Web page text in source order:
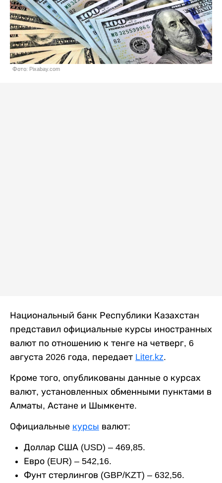
Фото: Pixabay.com
Национальный банк Республики Казахстан
представил официальные курсы иностранных
валют по отношению к тенге на четверг, 6
августа 2026 года, передает Liter.kz.
Кроме того, опубликованы данные о курсах
валют, установленных обменными пунктами в
Алматы, Астане и Шымкенте.
Официальные курсы валют:
Доллар США (USD) – 469,85.
Евро (EUR) – 542,16.
Фунт стерлингов (GBP/KZT) – 632,56.